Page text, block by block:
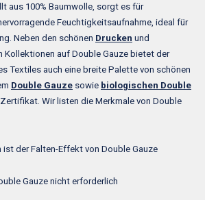
aus 100% Baumwolle, sorgt es für
Feuchtigkeitsaufnahme, ideal für
Neben den schönen Drucken und
Kollektionen auf Double Gauze bietet der
Textiles auch eine breite Palette von schönen
Double Gauze sowie biologischen Double
Wir listen die Merkmale von Double
der Falten-Effekt von Double Gauze
Gauze nicht erforderlich